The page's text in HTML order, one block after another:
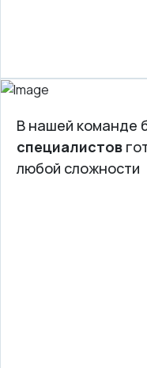
В нашей команде
специалистов
любой сложности